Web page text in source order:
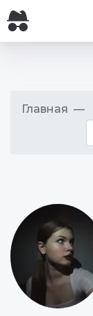
Главная